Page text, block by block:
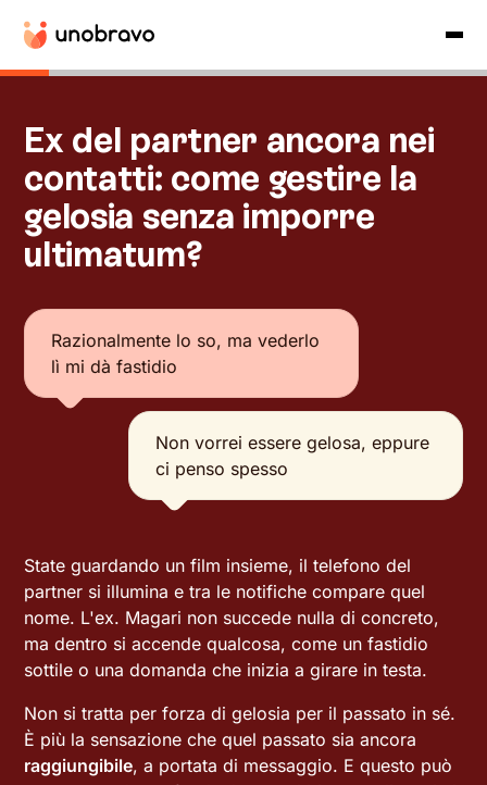
Ex del partner ancora nei
contatti: come gestire la
gelosia senza imporre
ultimatum?
Razionalmente lo so, ma vederlo
lì mi dà fastidio
Non vorrei essere gelosa, eppure
ci penso spesso
State guardando un film insieme, il telefono del
partner si illumina e tra le notifiche compare quel
nome. L'ex. Magari non succede nulla di concreto,
ma dentro si accende qualcosa, come un fastidio
sottile o una domanda che inizia a girare in testa.
Non si tratta per forza di gelosia per il passato in sé.
È più la sensazione che quel passato sia ancora
raggiungibile, a portata di messaggio. E questo può